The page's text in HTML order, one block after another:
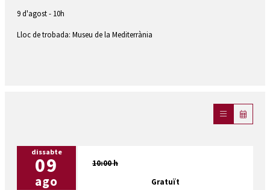
9 d'agost - 10h
Lloc de trobada: Museu de la Mediterrània
dissabte
09
ago
10:00 h
Gratuït